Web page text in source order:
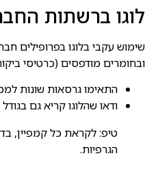
לוגו ברשתות
שימוש עקבי בלוגו בפרופילים
ובחומרים מודפסים (כרטיסי
התאימו גרסאות שונות
ודאו שהלוגו קריא גם בגודל
טיפ: לקראת כל קמפיין,
הגרפיות.